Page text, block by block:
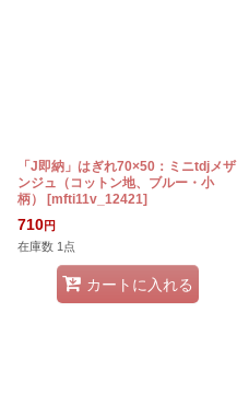
「J即納」はぎれ70×50：ミニtdjメザ
ンジュ（コットン地、ブルー・小
柄）
[mfti11v_12421]
710円
在庫数 1点
カートに入れる